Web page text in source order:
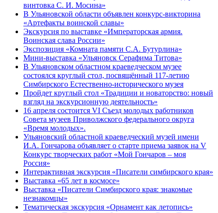
винтовка С. И. Мосина»
В Ульяновской области объявлен конкурс-викторина
«Артефакты воинской славы»
Экскурсия по выставке «Императорская армия.
Воинская слава России»
Экспозиция «Комната памяти С.А. Бутурлина»
Мини-выставка «Ульяновск Серафима Титова»
В Ульяновском областном краеведческом музее
состоялся круглый стол, посвящённый 117-летию
Симбирского Естественно-исторического музея
Пройдет круглый стол «Традиции и новаторство: новый
взгляд на экскурсионную деятельность»
16 апреля состоится VI Съезд молодых работников
Совета музеев Приволжского федерального округа
«Время молодых».
Ульяновский областной краеведческий музей имени
И.А. Гончарова объявляет о старте приема заявок на V
Конкурс творческих работ «Мой Гончаров – моя
Россия»
Интерактивная экскурсия «Писатели симбирского края»
Выставка «65 лет в космосе»
Выставка «Писатели Симбирского края: знакомые
незнакомцы»
Тематическая экскурсия «Орнамент как летопись»